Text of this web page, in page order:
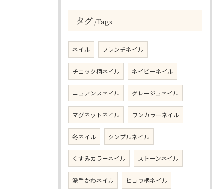
タグ Tags
ネイル フレンチネイル
チェック柄ネイル ネイビーネイル
ニュアンスネイル グレージュネイル
マグネットネイル ワンカラーネイル
冬ネイル シンプルネイル
くすみカラーネイル ストーンネイル
派手かわネイル ヒョウ柄ネイル